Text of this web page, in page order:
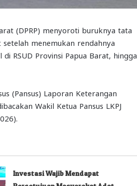
(DPRP) menyoroti buruknya tata
menemukan rendahnya
RSUD Provinsi Papua Barat, hingga
(Pansus) Laporan Keterangan
Wakil Ketua Pansus LKPJ
Investasi Wajib Mendapat